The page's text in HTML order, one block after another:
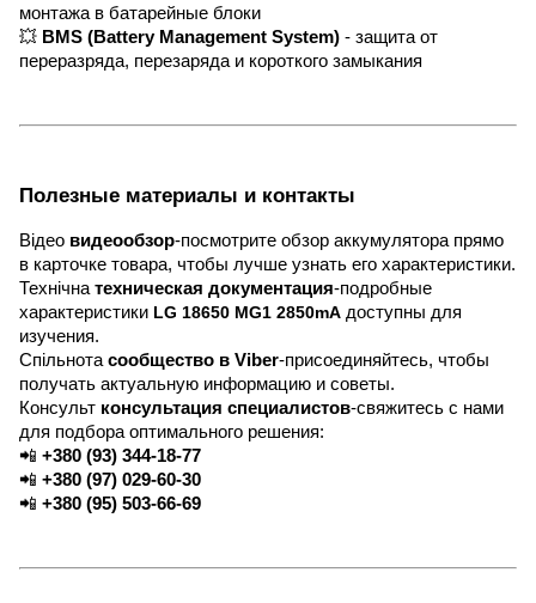
монтажа в батарейные блоки
💥 BMS (Battery Management System) - защита от
переразряда, перезаряда и короткого замыкания
Полезные материалы и контакты
Відео видеообзор-посмотрите обзор аккумулятора прямо
в карточке товара, чтобы лучше узнать его характеристики.
Технічна техническая документация-подробные
характеристики LG 18650 MG1 2850mA доступны для
изучения.
Спільнота сообщество в Viber-присоединяйтесь, чтобы
получать актуальную информацию и советы.
Консульт консультация специалистов-свяжитесь с нами
для подбора оптимального решения:
📲 +380 (93) 344-18-77
📲 +380 (97) 029-60-30
📲 +380 (95) 503-66-69